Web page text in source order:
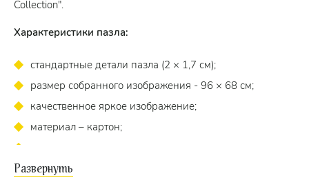
Collection".
Характеристики пазла:
стандартные детали пазла (2 × 1,7 см);
размер собранного изображения - 96 × 68 см;
качественное яркое изображение;
материал – картон;